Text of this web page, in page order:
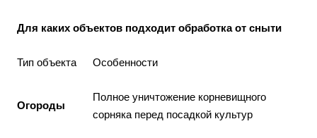
Для каких объектов подходит обработка от сныти
Тип объекта Особенности
Огороды
Полное уничтожение корневищного
сорняка перед посадкой культур